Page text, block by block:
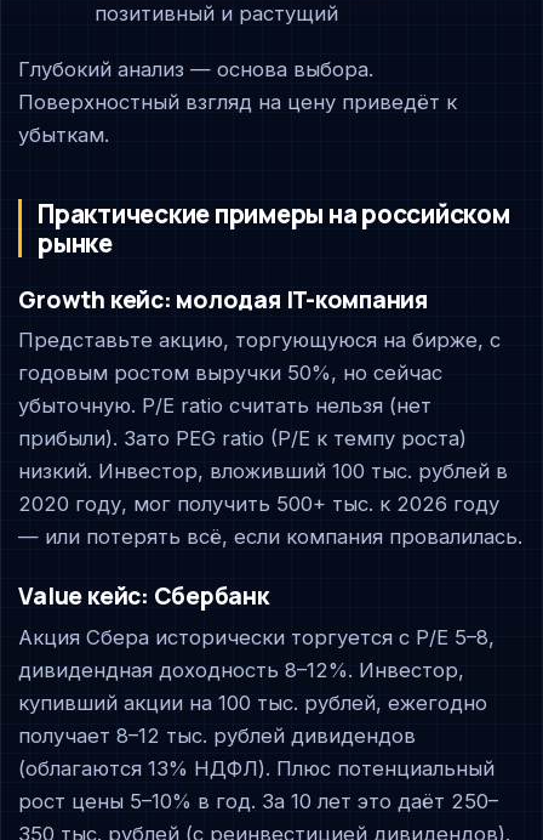
позитивный и растущий
Глубокий анализ — основа выбора.
Поверхностный взгляд на цену приведёт к
убыткам.
Практические примеры на российском
рынке
Growth кейс: молодая IT-компания
Представьте акцию, торгующуюся на бирже, с
годовым ростом выручки 50%, но сейчас
убыточную. P/E ratio считать нельзя (нет
прибыли). Зато PEG ratio (P/E к темпу роста)
низкий. Инвестор, вложивший 100 тыс. рублей в
2020 году, мог получить 500+ тыс. к 2026 году
— или потерять всё, если компания провалилась.
Value кейс: Сбербанк
Акция Сбера исторически торгуется с P/E 5–8,
дивидендная доходность 8–12%. Инвестор,
купивший акции на 100 тыс. рублей, ежегодно
получает 8–12 тыс. рублей дивидендов
(облагаются 13% НДФЛ). Плюс потенциальный
рост цены 5–10% в год. За 10 лет это даёт 250–
350 тыс. рублей (с реинвестицией дивидендов).